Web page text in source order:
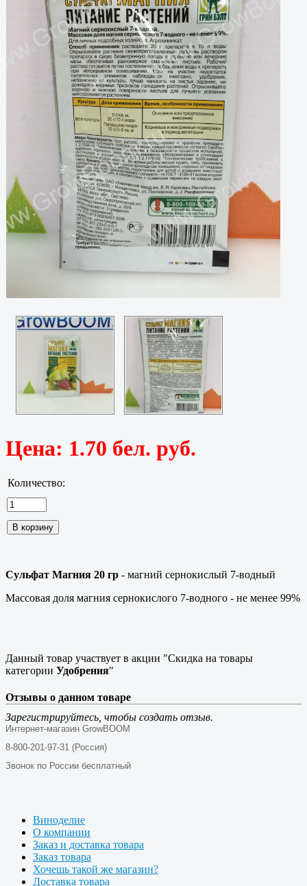
Цена: 1.70 бел. руб.
Количество:
Сульфат Магния 20 гр - магний сернокислый 7-водный
Массовая доля магния сернокислого 7-водного - не менее 99%
Данный товар участвует в акции "Скидка на товары
категории Удобрения"
Отзывы о данном товаре
Зарегистрируйтесь, чтобы создать отзыв.
Интернет-магазин GrowBOOM
8-800-201-97-31 (Россия)
Звонок по России бесплатный
Виноделие
О компании
Заказ и доставка товара
Заказ товара
Хочешь такой же магазин?
Доставка товара